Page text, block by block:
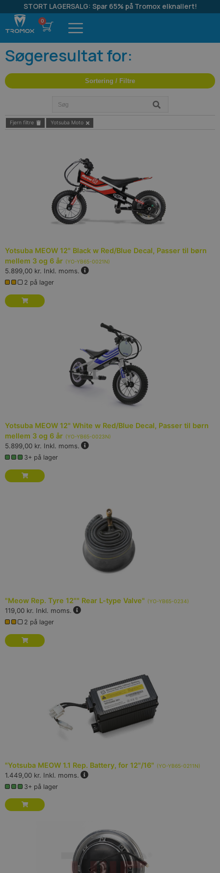
STORT LAGERSALG: Spar 65% på Tromox elknallert!
Søgeresultat for:
Sortering / Filtre
Fjern filtre Yotsuba Moto
Yotsuba MEOW 12" Black w Red/Blue Decal, Passer til børn
mellem 3 og 6 år (YO-YB65-0021N)
5.899,00 kr. Inkl. moms.
2 på lager
Yotsuba MEOW 12" White w Red/Blue Decal, Passer til børn
mellem 3 og 6 år (YO-YB65-0023N)
5.899,00 kr. Inkl. moms.
3+ på lager
"Meow Rep. Tyre 12"" Rear L-type Valve" (YO-YB65-0234)
119,00 kr. Inkl. moms.
2 på lager
"Yotsuba MEOW 1.1 Rep. Battery, for 12"/16" (YO-YB65-0211N)
1.449,00 kr. Inkl. moms.
3+ på lager